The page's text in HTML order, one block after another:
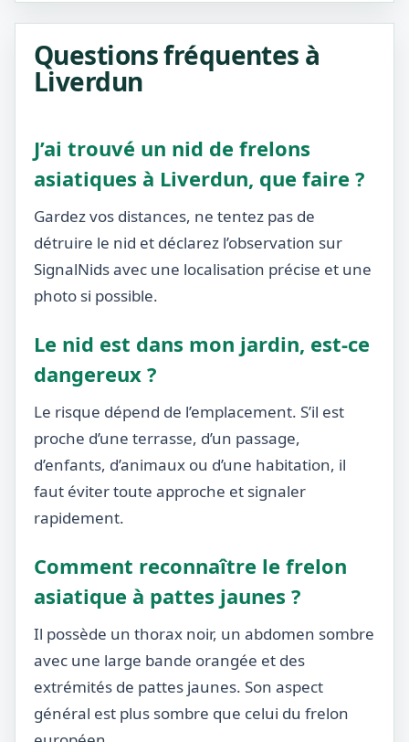
Questions fréquentes à
Liverdun
J’ai trouvé un nid de frelons
asiatiques à Liverdun, que faire ?
Gardez vos distances, ne tentez pas de
détruire le nid et déclarez l’observation sur
SignalNids avec une localisation précise et une
photo si possible.
Le nid est dans mon jardin, est-ce
dangereux ?
Le risque dépend de l’emplacement. S’il est
proche d’une terrasse, d’un passage,
d’enfants, d’animaux ou d’une habitation, il
faut éviter toute approche et signaler
rapidement.
Comment reconnaître le frelon
asiatique à pattes jaunes ?
Il possède un thorax noir, un abdomen sombre
avec une large bande orangée et des
extrémités de pattes jaunes. Son aspect
général est plus sombre que celui du frelon